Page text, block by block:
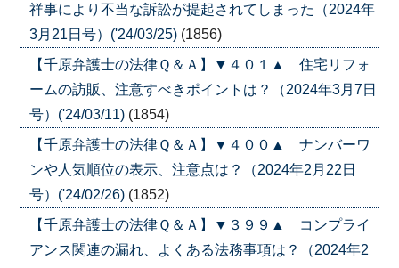
祥事により不当な訴訟が提起されてしまった（2024年
3月21日号）('24/03/25) (1856)
【千原弁護士の法律Ｑ＆Ａ】▼４０１▲ 住宅リフォ
ームの訪販、注意すべきポイントは？（2024年3月7日
号）('24/03/11) (1854)
【千原弁護士の法律Ｑ＆Ａ】▼４００▲ ナンバーワ
ンや人気順位の表示、注意点は？（2024年2月22日
号）('24/02/26) (1852)
【千原弁護士の法律Ｑ＆Ａ】▼３９９▲ コンプライ
アンス関連の漏れ、よくある法務事項は？（2024年2